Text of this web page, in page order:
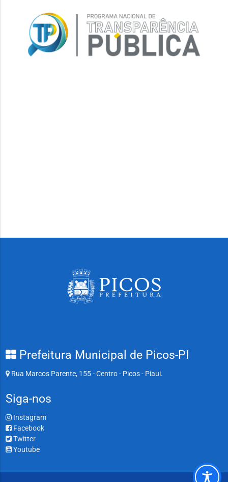
Prefeitura Municipal de Picos-PI
Rua Marcos Parente, 155 - Centro - Picos - Piaui.
Siga-nos
Instagram
Facebook
Twitter
Youtube